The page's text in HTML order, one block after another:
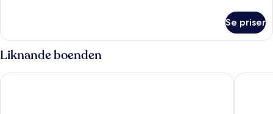
Suite(half
Ocean
View)
Se priser
Liknande boenden
Haeundae Seacloud Hotel Residence Benikea